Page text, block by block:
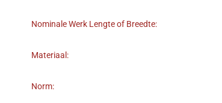
Nominale Werk Lengte of Breedte:
Materiaal:
Norm: